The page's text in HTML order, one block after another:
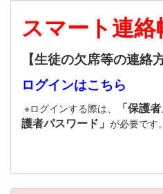
スマート連絡
【生徒の欠席等の連絡
ログインはこちら
※ログインする際は、 「保護
護者パスワード」 が必要です。